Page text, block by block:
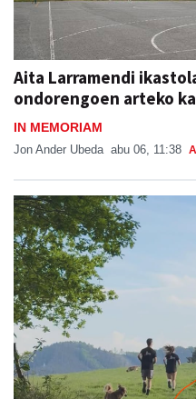
Aita Larramendi
ondorengoen arteko
IN MEMORIAM
Jon Ander Ubeda abu 06, 11:38